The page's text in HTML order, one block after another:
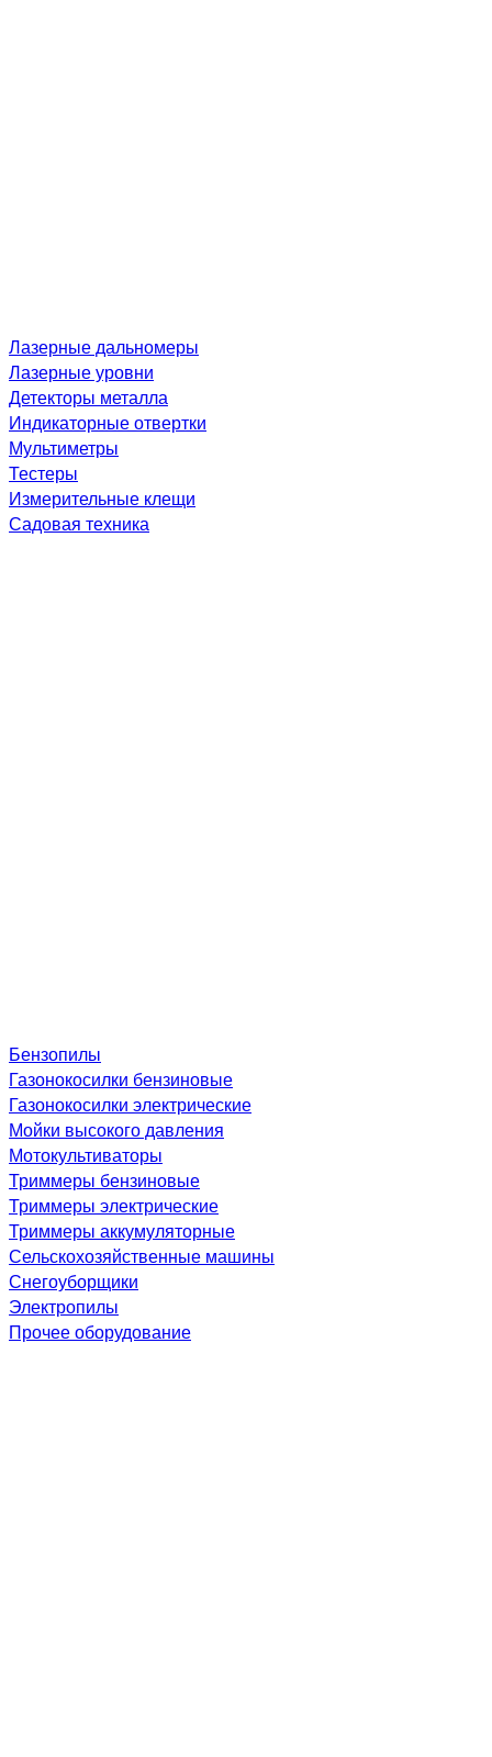
Лазерные дальномеры
Лазерные уровни
Детекторы металла
Индикаторные отвертки
Мультиметры
Тестеры
Измерительные клещи
Садовая техника
Бензопилы
Газонокосилки бензиновые
Газонокосилки электрические
Мойки высокого давления
Мотокультиваторы
Триммеры бензиновые
Триммеры электрические
Триммеры аккумуляторные
Сельскохозяйственные машины
Снегоуборщики
Электропилы
Прочее оборудование